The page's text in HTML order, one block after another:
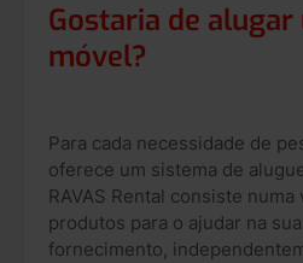
Gostaria de
móvel?
Para cada necessidade de
oferece um sistema de
RAVAS Rental consiste numa
produtos para o ajudar na
fornecimento,